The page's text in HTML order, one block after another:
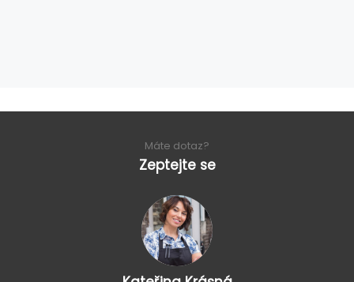
Máte dotaz?
Zeptejte se